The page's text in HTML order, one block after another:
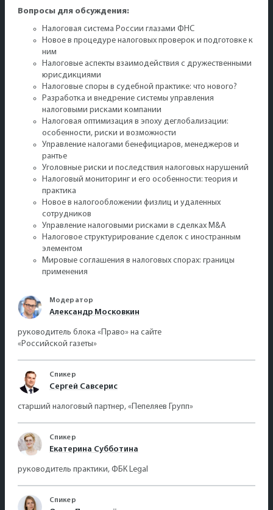
Вопросы для обсуждения:
Налоговая система России глазами ФНС
Новое в процедуре налоговых проверок и подготовке к
ним
Налоговые аспекты взаимодействия с дружественными
юрисдикциями
Налоговые споры в судебной практике: что нового?
Разработка и внедрение системы управления
налоговыми рисками компании
Налоговая оптимизация в эпоху деглобализации:
особенности, риски и возможности
Управление налогами бенефициаров, менеджеров и
рантье
Уголовные риски и последствия налоговых нарушений
Налоговый мониторинг и его особенности: теория и
практика
Новое в налогообложении физлиц и удаленных
сотрудников
Управление налоговыми рисками в сделках M&A
Налоговое структурирование сделок с иностранным
элементом
Мировые соглашения в налоговых спорах: границы
применения
Модератор
Александр Московкин
руководитель блока «Право» на сайте
«Российской газеты»
Спикер
Сергей Савсерис
старший налоговый партнер, «Пепеляев Групп»
Спикер
Екатерина Субботина
руководитель практики, ФБК Legal
Спикер